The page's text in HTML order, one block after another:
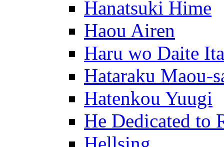
Hanatsuki Hime
Haou Airen
Haru wo Daite Ita
Hataraku Maou-
Hatenkou Yuugi
He Dedicated to